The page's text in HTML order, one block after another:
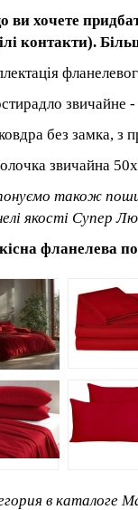
ви хочете
контакти).
звичайне
без замка, з
звичайна
також
якості Супер
фланелева
в каталоге